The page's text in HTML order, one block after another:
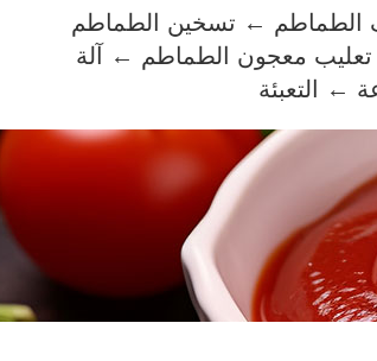
الطماطم ← تسخين الطماطم
معجون الطماطم ← آلة
← التعبئة